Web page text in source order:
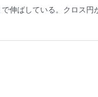
伸ばしている。クロス円